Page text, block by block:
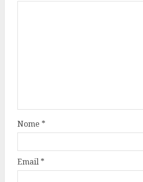
Nome *
Email *